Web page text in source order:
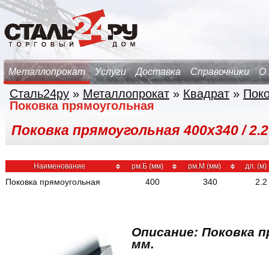
Металлопрокат Услуги Доставка Справочники О
Сталь24ру » Металлопрокат » Квадрат »
Поковка прямоугольная
Поковка прямоугольная 400х340 /
Наименование рм.Б (мм) рм.М (мм) дл. (м)
Поковка прямоугольная 400 340 2.2
Описание: Поковка
мм.